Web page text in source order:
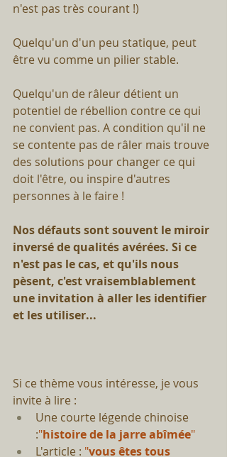
n'est pas très courant !)⠀
Quelqu'un d'un peu statique, peut
être vu comme un pilier stable.⠀
Quelqu'un de râleur détient un
potentiel de rébellion contre ce qui
ne convient pas. A condition qu'il ne
se contente pas de râler mais trouve
des solutions pour changer ce qui
doit l'être, ou inspire d'autres
personnes à le faire ! ⠀
Nos défauts sont souvent le miroir
inversé de qualités avérées. Si ce
n'est pas le cas, et qu'ils nous
pèsent, c'est vraisemblablement
une invitation à aller les identifier
et les utiliser...
Si ce thème vous intéresse, je vous
invite à lire :
Une courte légende chinoise
:"histoire de la jarre abîmée"
L'article : "vous êtes tous